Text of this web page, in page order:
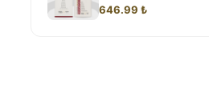
646.99 ₺